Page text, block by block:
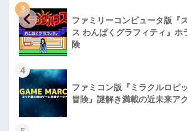
3
ファミリーコンピュータ版『
ス わんぱくグラフィティ』ホ
険
4
ファミコン版『ミラクルロピ
冒険』謎解き満載の近未来ア